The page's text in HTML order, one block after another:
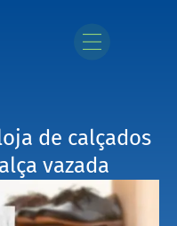
de calçados
vazada